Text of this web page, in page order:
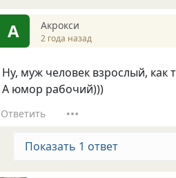
А Акрокси
2 года назад
Ну, муж человек взрослый, как
А юмор рабочий)))
Ответить
Показать 1 ответ